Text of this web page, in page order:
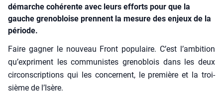
démarche cohérente avec leurs efforts pour que la
gauche grenobloise prennent la mesure des enjeux de la
période.
Faire gagner le nou­veau Front popu­laire. C’est l’ambition
qu’expriment les com­mu­nistes gre­no­blois dans les deux
cir­cons­crip­tions qui les concernent, le pre­mière et la troi­
sième de l’Isère.